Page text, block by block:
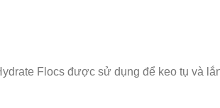
Flocs được sử dụng để keo tụ và